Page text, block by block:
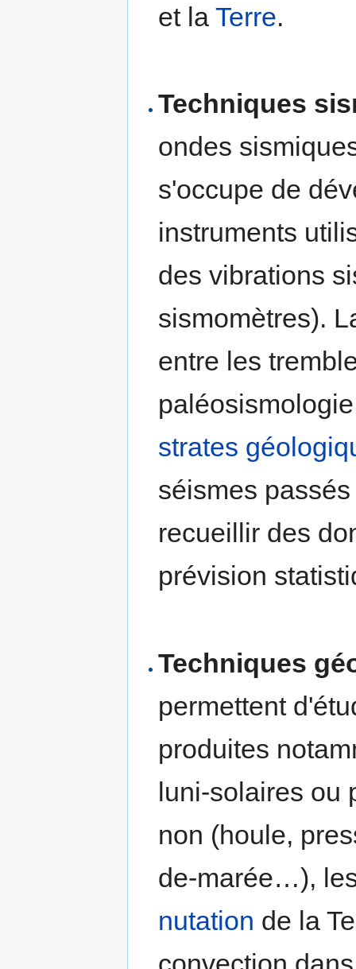
et laTerre.
Techniques
ondes
s'occupe de
instruments
des vibrations
sismomètres).
entre les
strates
séismes
recueillir des
prévision
Techniques
permettent
produites
luni-solaires ou
non (houle,
de-marée…),
nutation de la